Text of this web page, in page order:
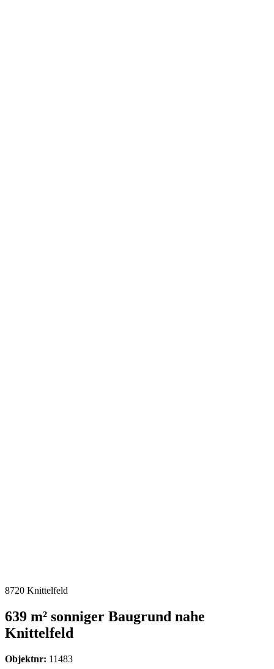
8720 Knittelfeld
639 m² sonniger Baugrund nahe
Knittelfeld
Objektnr: 11483